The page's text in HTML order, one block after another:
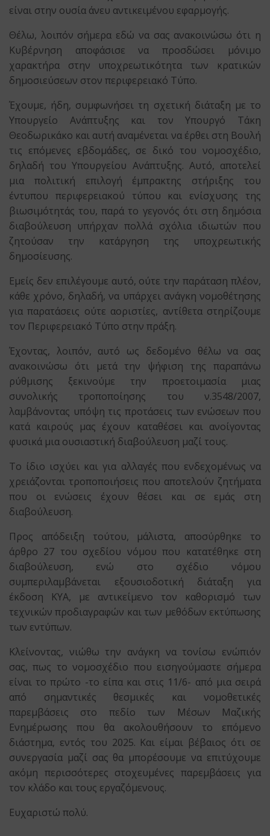
είναι στην ουσία άνευ αντικειμένου εφαρμογής.
Θέλω, λοιπόν σήμερα εδώ να σας ανακοινώσω ότι η
Κυβέρνηση αποφάσισε να προσδώσει μόνιμο
χαρακτήρα στην υποχρεωτικότητα των κρατικών
δημοσιεύσεων στον περιφερειακό Τύπο.
Έχουμε, ήδη, συμφωνήσει τη σχετική διάταξη με το
Υπουργείο Ανάπτυξης και τον Υπουργό Τάκη
Θεοδωρικάκο και αυτή αναμένεται να έρθει στη Βουλή
τις επόμενες εβδομάδες, σε δικό του νομοσχέδιο,
δηλαδή του Υπουργείου Ανάπτυξης. Αυτό, αποτελεί
μια πολιτική επιλογή έμπρακτης στήριξης του
έντυπου περιφερειακού τύπου και ενίσχυσης της
βιωσιμότητάς του, παρά το γεγονός ότι στη δημόσια
διαβούλευση υπήρχαν πολλά σχόλια ιδιωτών που
ζητούσαν την κατάργηση της υποχρεωτικής
δημοσίευσης.
Εμείς δεν επιλέγουμε αυτό, ούτε την παράταση πλέον,
κάθε χρόνο, δηλαδή, να υπάρχει ανάγκη νομοθέτησης
για παρατάσεις ούτε αοριστίες, αντίθετα στηρίζουμε
τον Περιφερειακό Τύπο στην πράξη.
Έχοντας, λοιπόν, αυτό ως δεδομένο θέλω να σας
ανακοινώσω ότι μετά την ψήφιση της παραπάνω
ρύθμισης ξεκινούμε την προετοιμασία μιας
συνολικής τροποποίησης του ν.3548/2007,
λαμβάνοντας υπόψη τις προτάσεις των ενώσεων που
κατά καιρούς μας έχουν καταθέσει και ανοίγοντας
φυσικά μια ουσιαστική διαβούλευση μαζί τους.
Το ίδιο ισχύει και για αλλαγές που ενδεχομένως να
χρειάζονται τροποποιήσεις που αποτελούν ζητήματα
που οι ενώσεις έχουν θέσει και σε εμάς στη
διαβούλευση.
Προς απόδειξη τούτου, μάλιστα, αποσύρθηκε το
άρθρο 27 του σχεδίου νόμου που κατατέθηκε στη
διαβούλευση, ενώ στο σχέδιο νόμου
συμπεριλαμβάνεται εξουσιοδοτική διάταξη για
έκδοση ΚΥΑ, με αντικείμενο τον καθορισμό των
τεχνικών προδιαγραφών και των μεθόδων εκτύπωσης
των εντύπων.
Κλείνοντας, νιώθω την ανάγκη να τονίσω ενώπιόν
σας, πως το νομοσχέδιο που εισηγούμαστε σήμερα
είναι το πρώτο -το είπα και στις 11/6- από μια σειρά
από σημαντικές θεσμικές και νομοθετικές
παρεμβάσεις στο πεδίο των Μέσων Μαζικής
Ενημέρωσης που θα ακολουθήσουν το επόμενο
διάστημα, εντός του 2025. Και είμαι βέβαιος ότι σε
συνεργασία μαζί σας θα μπορέσουμε να επιτύχουμε
ακόμη περισσότερες στοχευμένες παρεμβάσεις για
τον κλάδο και τους εργαζόμενους.
Ευχαριστώ πολύ.